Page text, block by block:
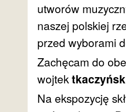
utworów
naszej polskiej
przed wyborami
Zachęcam do
wojtek
Na ekspozycję